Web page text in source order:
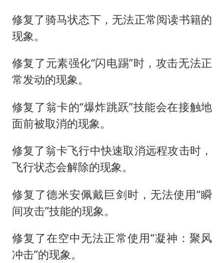
修复了骑马状态下，无法正常阅读书籍的
现象。
修复了元素强化“闪电踢”时，攻击无法正
常发动的现象。
修复了翁卡的“爆炸跳跃”技能会在接触地
面前被取消的现象。
修复了翁卡飞行中快速取消远程攻击时，
飞行状态会解除的现象。
修复了德米安佩戴巨剑时，无法使用“瞬
间攻击”技能的现象。
修复了在空中无法正常使用“凝神：聚风
冲击”的现象。